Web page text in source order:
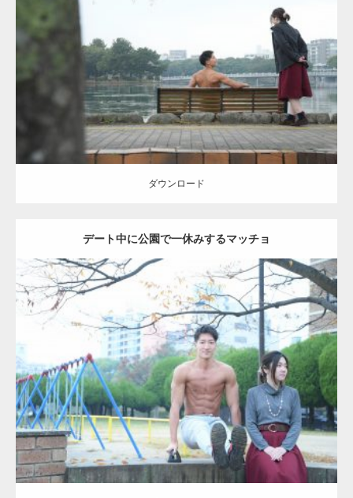
公園のマッチョ AKIHITO(細マッチョ) 背中
ダウンロード
ダウンロード
デート中に公園で一休みするマッチョ
Update:2021.07.6
Category:公園のマッチョ その他 AKIHITO(細マッチョ) 腹筋
ダウンロード